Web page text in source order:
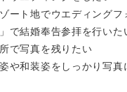
ート地でウエディングフ
で結婚奉告参拝を行いた
で写真を残りたい
や和装姿をしっかり写真